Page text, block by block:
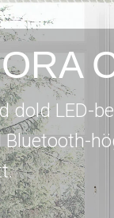
dold LED-